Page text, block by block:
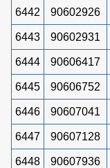
6442 90602926
6443 90602931
6444 90606417
6445 90606752
6446 90607041
6447 90607128
6448 90607936